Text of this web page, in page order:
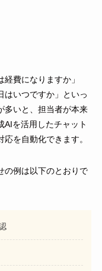
費になりますか」
はいつですか」といっ
多いと、担当者が本来
AIを活用したチャット
を自動化できます。
の例は以下のとおりで